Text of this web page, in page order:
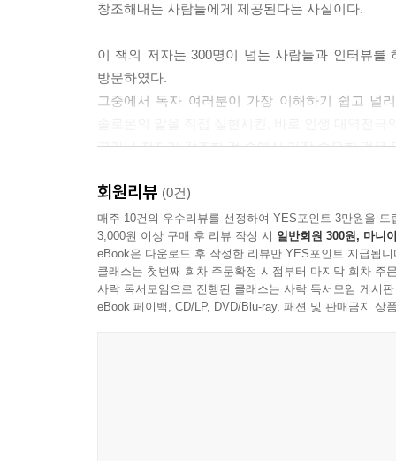
창조해내는 사람들에게 제공된다는 사실이다.
이 책의 저자는 300명이 넘는 사람들과 인터뷰
방문하였다.
그중에서 독자 여러분이 가장 이해하기 쉽고 널
그러나 저자가 강조한 것 중에서 가장 중요한 것은
어떤 생각을 하는지에 따라서 그 사람의 현실을 결
1900년에 철학자이자 작가인 윌리엄 제임스는 다
“인간은 대개, 자기 한계에 훨씬 못 미치는 삶을
못하고 마는 것이다.”
회원리뷰 (0건)
매주 10건의 우수리뷰를 선정하여 YES포인트 3만원을 드
3,000원 이상 구매 후 리뷰 작성 시 일반회원 300원, 마니
eBook은 다운로드 후 작성한 리뷰만 YES포인트 지급됩니
클래스는 첫번째 회차 주문확정 시점부터 마지막 회차 주
사락 독서모임으로 진행된 클래스는 사락 독서모임 게시
eBook 페이백, CD/LP, DVD/Blu-ray, 패션 및 판매금지 상